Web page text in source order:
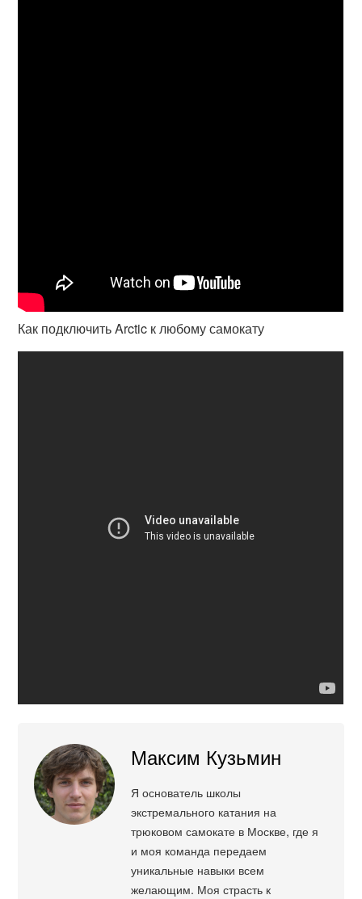
Как подключить Arctic к любому самокату
Максим Кузьмин
Я основатель школы
экстремального катания на
трюковом самокате в Москве, где я
и моя команда передаем
уникальные навыки всем
желающим. Моя страсть к